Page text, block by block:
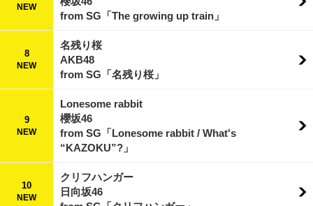
NEW
from SG「The growing up train」
8
NEW
名残り桜
AKB48
from SG「名残り桜」
9
NEW
Lonesome rabbit
櫻坂46
from SG「Lonesome rabbit / What's
“KAZOKU”?」
10
NEW
クリフハンガー
日向坂46